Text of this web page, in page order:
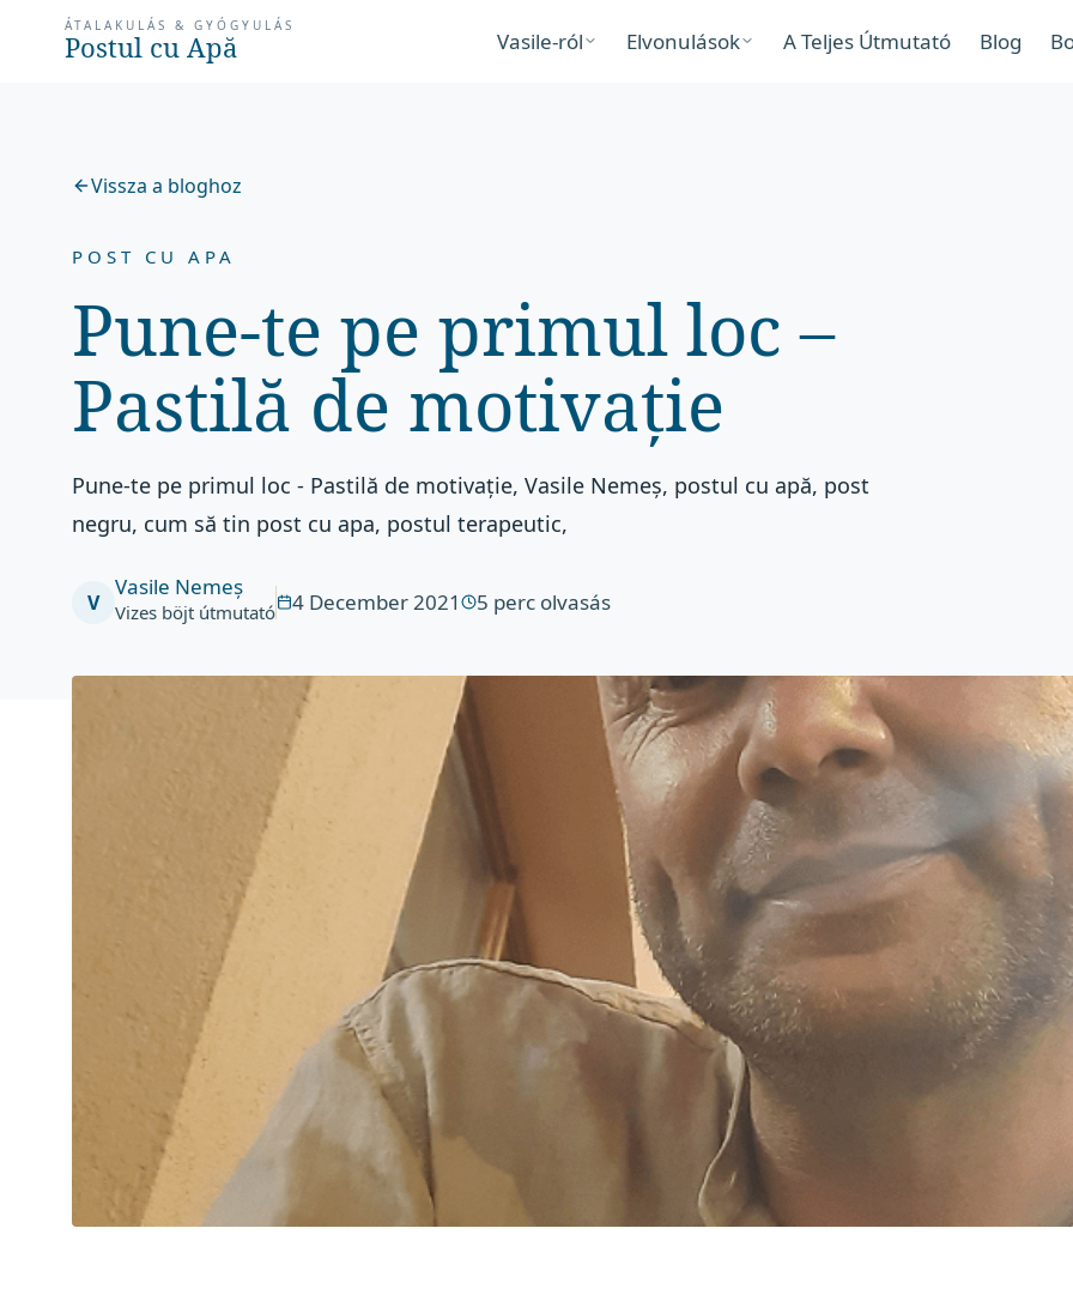
ÁTALAKULÁS & GYÓGYULÁS
Postul cu Apă Vasile-ról Elvonulások A Teljes Útmutató Blog
Vissza a bloghoz
POST CU APA
Pune-te pe primul loc –
Pastilă de motivație
Pune-te pe primul loc - Pastilă de motivație, Vasile Nemeș, postul cu apă, post
negru, cum să tin post cu apa, postul terapeutic,
V
Vasile Nemeș
Vizes böjt útmutató 4 December 2021 5 perc olvasás